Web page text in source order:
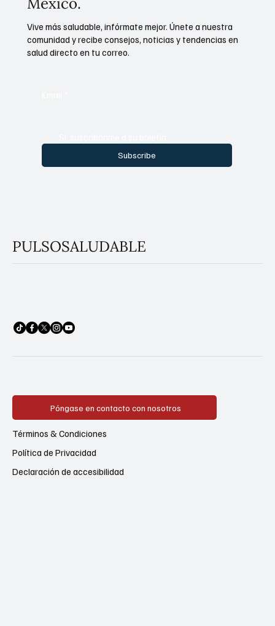
Subscribe
Vive más saludable, infórmate mejor. Únete a nuestra
comunidad y recibe consejos, noticias y tendencias en
salud directo en tu correo.
PULSOSALUDABLE
Póngase en contacto con nosotros
Política de Privacidad
Términos & Condiciones
Declaración de accesibilidad